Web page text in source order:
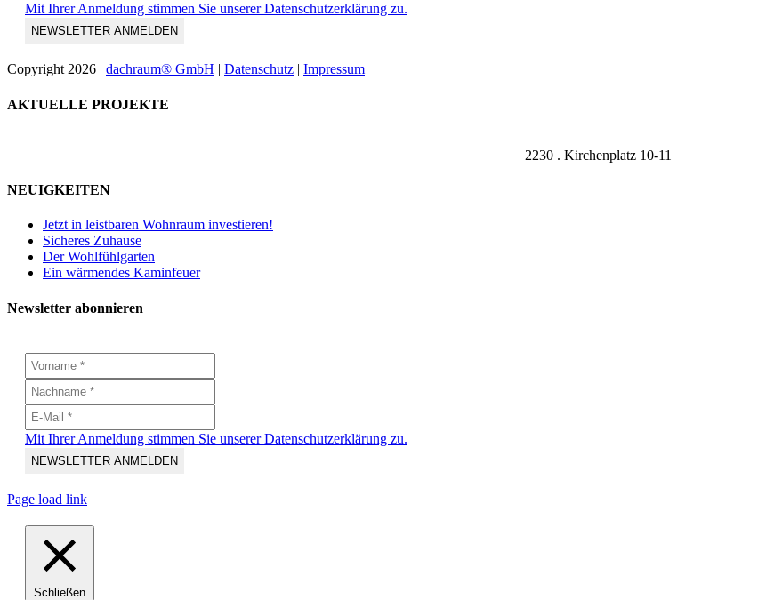
Mit Ihrer Anmeldung stimmen Sie unserer Datenschutzerklärung zu.
Copyright 2026 | dachraum® GmbH | Datenschutz | Impressum
Toggle
AKTUELLE PROJEKTE
2230 . Kirchenplatz 10-11
NEUIGKEITEN
Jetzt in leistbaren Wohnraum investieren!
Sicheres Zuhause
Der Wohlfühlgarten
Ein wärmendes Kaminfeuer
Newsletter abonnieren
Mit Ihrer Anmeldung stimmen Sie unserer Datenschutzerklärung zu.
Page load link
Schließen